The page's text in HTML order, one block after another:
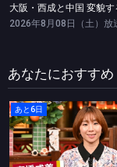
大阪・西成と中国 変貌す
2026年8月08日（土）放
あなたにおすすめ
あと6日
人生最高レスト
ゲスト：高橋成